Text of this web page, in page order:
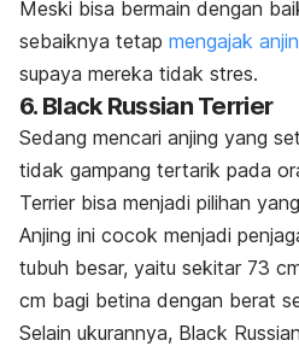
Meski bisa bermain dengan
sebaiknya tetap mengajak
supaya mereka tidak stres.
6. Black Russian Terrier
Sedang mencari anjing yang
tidak gampang tertarik pada
Terrier bisa menjadi pilihan
Anjing ini cocok menjadi
tubuh besar, yaitu sekitar 73
cm bagi betina dengan berat
Selain ukurannya, Black